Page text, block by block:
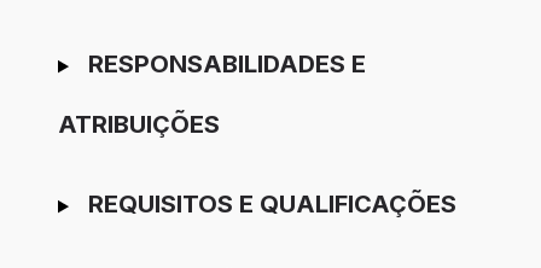
RESPONSABILIDADES E
ATRIBUIÇÕES
REQUISITOS E QUALIFICAÇÕES